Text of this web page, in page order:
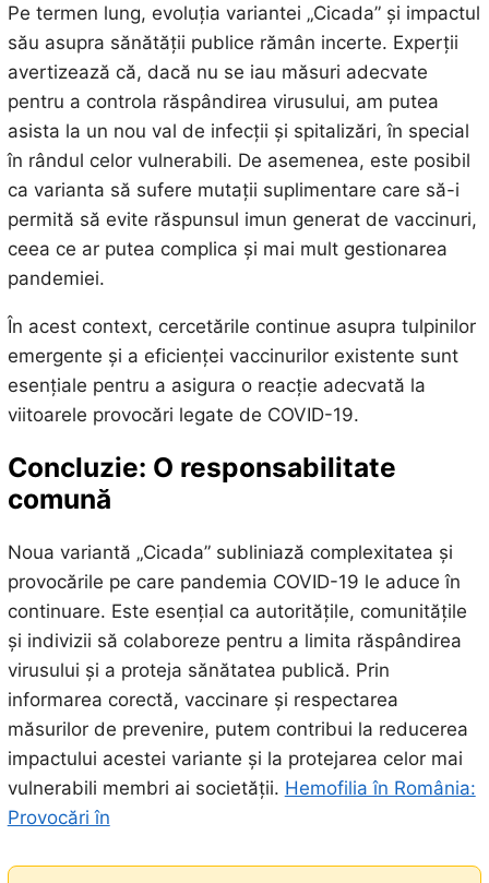
Pe termen lung, evoluția variantei „Cicada” și impactul
său asupra sănătății publice rămân incerte. Experții
avertizează că, dacă nu se iau măsuri adecvate
pentru a controla răspândirea virusului, am putea
asista la un nou val de infecții și spitalizări, în special
în rândul celor vulnerabili. De asemenea, este posibil
ca varianta să sufere mutații suplimentare care să-i
permită să evite răspunsul imun generat de vaccinuri,
ceea ce ar putea complica și mai mult gestionarea
pandemiei.
În acest context, cercetările continue asupra tulpinilor
emergente și a eficienței vaccinurilor existente sunt
esențiale pentru a asigura o reacție adecvată la
viitoarele provocări legate de COVID-19.
Concluzie: O responsabilitate
comună
Noua variantă „Cicada” subliniază complexitatea și
provocările pe care pandemia COVID-19 le aduce în
continuare. Este esențial ca autoritățile, comunitățile
și indivizii să colaboreze pentru a limita răspândirea
virusului și a proteja sănătatea publică. Prin
informarea corectă, vaccinare și respectarea
măsurilor de prevenire, putem contribui la reducerea
impactului acestei variante și la protejarea celor mai
vulnerabili membri ai societății. Hemofilia în România:
Provocări în